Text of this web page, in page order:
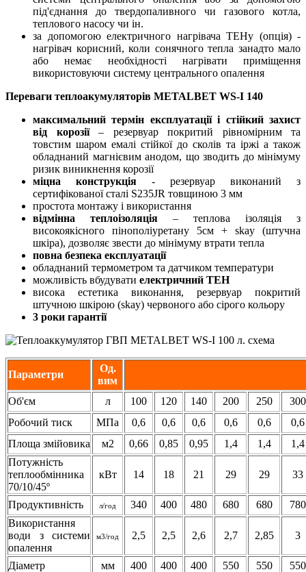
під'єднання до твердопаливного чи газового котла,
теплового насосу чи ін.
за допомогою електричного нагрівача ТЕНу (опція) -
нагрівач корисний, коли сонячного тепла занадто мало
або немає необхідності нагрівати приміщення
використовуючи систему центрального опалення
Переваги теплоакумуляторів METALBET WS-I 140
максимальний термін експлуатації і стійкий захист
від корозії– резервуар покритий рівномірним та
товстим шаром емалі стійкої до сколів та іржі а також
обладнаний магнієвим анодом, що зводить до мінімуму
ризик виникнення корозії
міцна конструкція - резервуар виконаний з
сертифікованої сталі S235JR товщиною 3 мм
простота монтажу і використання
відмінна теплоізоляція – теплова ізоляція з
високоякісного пінополіуретану 5см + skay (штучна
шкіра), дозволяє звести до мінімуму втрати тепла
повна безпека експлуатації
обладнаний термометром та датчиком температури
можливість вбудувати електричний ТЕН
висока естетика виконання, резервуар покритий
штучною шкірою (skay) червоного або сірого кольору
3 роки гарантії
Параметри
Од.
вим
Об'єм
л 100 120 140 200 250
300
Робочий тиск
МПа 0,6 0,6 0,6 0,6 0,6
0,6
Площа змійовика
м2 0,66 0,85 0,95 1,4 1,4
1,4
Потужність
теплообмінника
70/10/45º
кВт 14 18 21 29 29 33
Продуктивність л/год 340 400 480 680 680
780
Використання
води з системи
опалення
м3/год 2,5 2,5 2,6 2,7 2,85 3
Діаметр мм 400 400 400 550 550
550